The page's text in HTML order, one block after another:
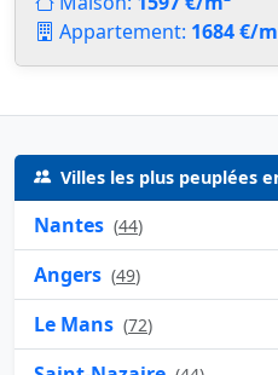
Appartement: 1684 €/
Villes les plus peuplées
Nantes (44)
Angers (49)
Le Mans (72)